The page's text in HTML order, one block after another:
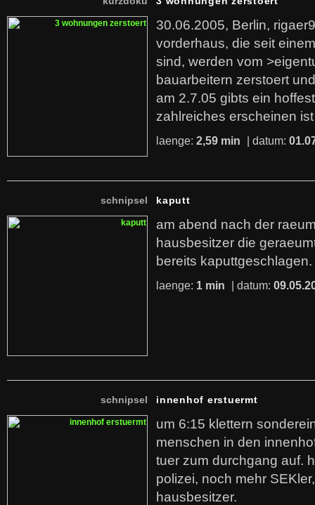
30.06.2005, Berlin,
vorderhaus, die seit
sind, werden vom
bauarbeitern zerstoert
am 2.7.05 gibts ein
zahlreiches erscheinen
laenge: 2,59 min | datum:
schnipsel kaputt
am abend nach der
hausbesitzer die
bereits kaputtgeschlagen.
laenge: 1 min | datum:
schnipsel innenhof erstuermt
um 6:15 klettern
menschen in den
tuer zum durchgang auf.
polizei, noch mehr
hausbesitzer.